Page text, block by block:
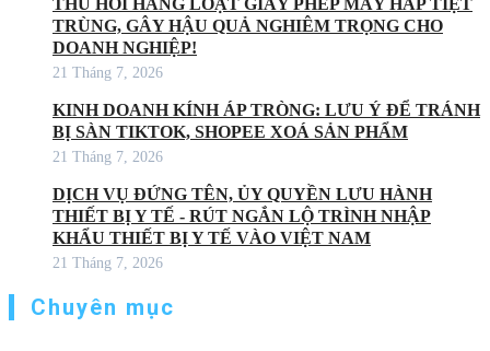
TRÙNG, GÂY HẬU QUẢ NGHIÊM TRỌNG CHO
DOANH NGHIỆP!
21 Tháng 7, 2026
KINH DOANH KÍNH ÁP TRÒNG: LƯU Ý ĐỂ TRÁNH
BỊ SÀN TIKTOK, SHOPEE XOÁ SẢN PHẨM
21 Tháng 7, 2026
DỊCH VỤ ĐỨNG TÊN, ỦY QUYỀN LƯU HÀNH
THIẾT BỊ Y TẾ - RÚT NGẮN LỘ TRÌNH NHẬP
KHẨU THIẾT BỊ Y TẾ VÀO VIỆT NAM
21 Tháng 7, 2026
Chuyên mục